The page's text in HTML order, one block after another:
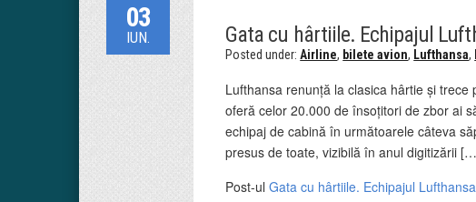
03
IUN. Gata cu hârtiile. Echipajul
Posted under:Airline, bilete avion, Lufthansa,
Lufthansa renunță la clasica hârtie și
oferă celor 20.000 de însoțitori de zbor ai
echipaj de cabină în următoarele câteva
presus de toate, vizibilă în anul digitizării
Post-ulGata cu hârtiile. Echipajul